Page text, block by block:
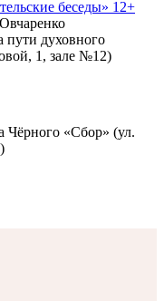
беседы» 12+
пути духовного
1, зале №12)
Чёрного «Сбор» (ул.